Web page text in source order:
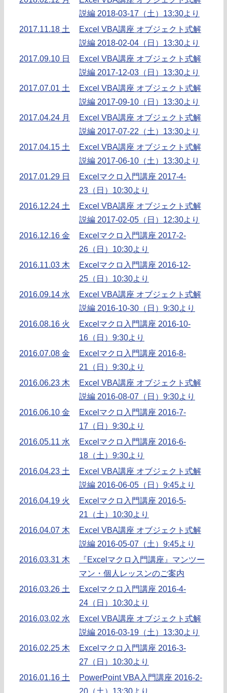
説編 2018-03-17（土）13:30より
2017.11.18 土
Excel VBA講座 オブジェクト式解
説編 2018-02-04（日）13:30より
2017.09.10 日
Excel VBA講座 オブジェクト式解
説編 2017-12-03（日）13:30より
2017.07.01 土
Excel VBA講座 オブジェクト式解
説編 2017-09-10（日）13:30より
2017.04.24 月
Excel VBA講座 オブジェクト式解
説編 2017-07-22（土）13:30より
2017.04.15 土
Excel VBA講座 オブジェクト式解
説編 2017-06-10（土）13:30より
2017.01.29 日
Excelマクロ入門講座 2017-4-
23（日）10:30より
2016.12.24 土
Excel VBA講座 オブジェクト式解
説編 2017-02-05（日）12:30より
2016.12.16 金
Excelマクロ入門講座 2017-2-
26（日）10:30より
2016.11.03 木
Excelマクロ入門講座 2016-12-
25（日）10:30より
2016.09.14 水
Excel VBA講座 オブジェクト式解
説編 2016-10-30（日）9:30より
2016.08.16 火
Excelマクロ入門講座 2016-10-
16（日）9:30より
2016.07.08 金
Excelマクロ入門講座 2016-8-
21（日）9:30より
2016.06.23 木
Excel VBA講座 オブジェクト式解
説編 2016-08-07（日）9:30より
2016.06.10 金
Excelマクロ入門講座 2016-7-
17（日）9:30より
2016.05.11 水
Excelマクロ入門講座 2016-6-
18（土）9:30より
2016.04.23 土
Excel VBA講座 オブジェクト式解
説編 2016-06-05（日）9:45より
2016.04.19 火
Excelマクロ入門講座 2016-5-
21（土）10:30より
2016.04.07 木
Excel VBA講座 オブジェクト式解
説編 2016-05-07（土）9:45より
2016.03.31 木
『Excelマクロ入門講座』マンツー
マン・個人レッスンのご案内
2016.03.26 土
Excelマクロ入門講座 2016-4-
24（日）10:30より
2016.03.02 水
Excel VBA講座 オブジェクト式解
説編 2016-03-19（土）13:30より
2016.02.25 木
Excelマクロ入門講座 2016-3-
27（日）10:30より
2016.01.16 土
PowerPoint VBA入門講座 2016-2-
20（土）13:30より